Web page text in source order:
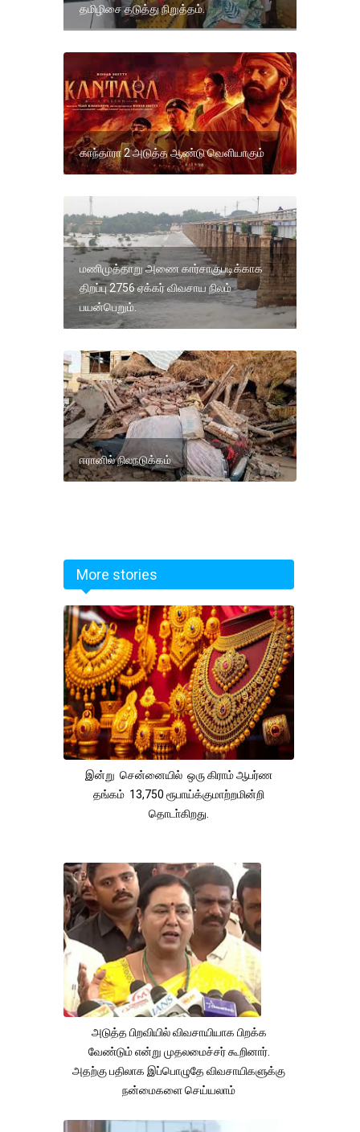
தமிழிசை தடுத்து நிறுத்தம்.
காந்தாரா 2 அடுத்த ஆண்டு வெளியாகும்
மணிமுத்தாறு அணை கார்சாகுபடிக்காக
திறப்பு 2756 ஏக்கர் விவசாய நிலம்
பயன்பெறும்.
ஈரானில் நிலநடுக்கம்
More stories
இன்று சென்னையில் ஒரு கிராம் ஆபர்ண
தங்கம் 13,750 ரூபாய்க்குமாற்றமின்றி
தொடா்கிறது.
அடுத்த பிறவியில் விவசாயியாக பிறக்க
வேண்டும் என்று முதலமைச்சர் கூறினார்.
அதற்கு பதிலாக இப்பொழுதே விவசாயிகளுக்கு
நன்மைகளை செய்யலாம்